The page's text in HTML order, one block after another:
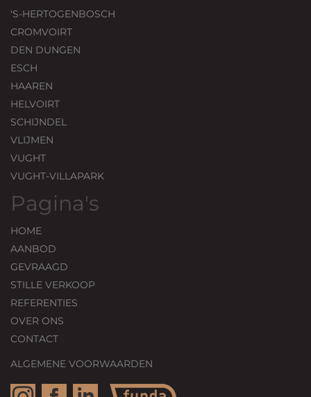
'S-HERTOGENBOSCH
CROMVOIRT
DEN DUNGEN
ESCH
HAAREN
HELVOIRT
SCHIJNDEL
VLIJMEN
VUGHT
VUGHT-VILLAPARK
Pagina's
HOME
AANBOD
GEVRAAGD
STILLE VERKOOP
REFERENTIES
OVER ONS
CONTACT
ALGEMENE VOORWAARDEN